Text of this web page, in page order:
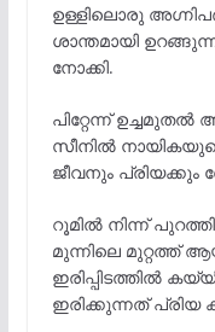
ഉള്ളിലൊരു
ശാന്തമായി
നോക്കി.
പിറ്റേന്ന്
സീനിൽ
ജീവനും പ്രിയക്കും
റൂമിൽ നിന്ന്
മുന്നിലെ മുറ്റത്ത്
ഇരിപ്പിടത്തിൽ
ഇരിക്കുന്നത് പ്രിയ